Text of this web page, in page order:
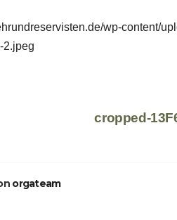
wp-content/
2.jpeg
cropped-
orgateam